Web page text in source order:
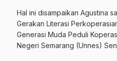
Hal ini disampaikan Agustina
Gerakan Literasi
Generasi Muda Peduli
Negeri Semarang (Unnes)